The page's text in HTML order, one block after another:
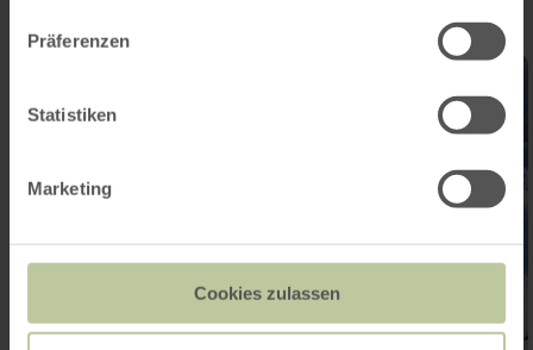
Präferenzen
Statistiken
Marketing
Cookies zulassen